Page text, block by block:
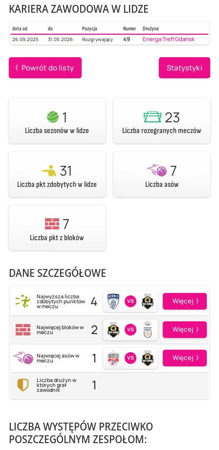
KARIERA ZAWODOWA W LIDZE
data od do Pozycja Numer
Drużyna
26.09.2025
31.05.2026 Rozgrywający 49 Energa Trefl Gdańsk
Powrót do listy Statystyki
1
Liczba sezonów w lidze
23
Liczba rozegranych meczów
31
Liczba pkt zdobytych w lidze
7
Liczba asów
7
Liczba pkt z bloków
DANE SZCZEGÓŁOWE
Najwyższa liczba
zdobytych punktów
w meczu 4 vs Więcej
Najwięcej bloków w
meczu 2 vs Więcej
Najwięcej asów w
meczu 1 vs Więcej
Liczba drużyn w
których grał
zawodnik 1
LICZBA WYSTĘPÓW PRZECIWKO
POSZCZEGÓLNYM ZESPOŁOM: